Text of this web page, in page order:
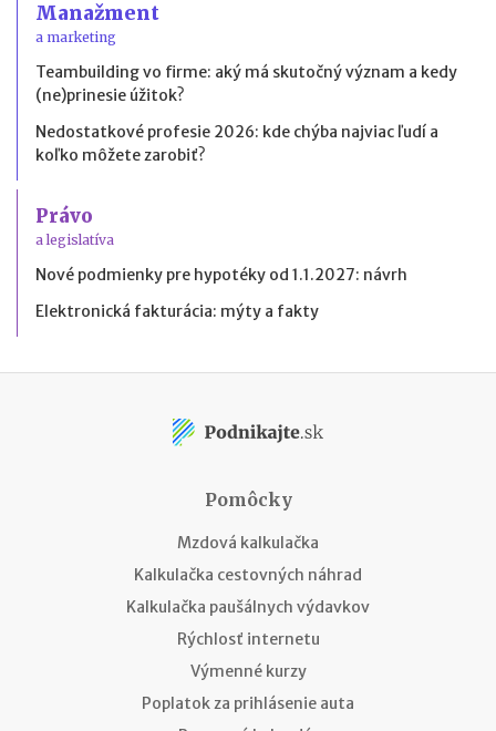
Manažment
a marketing
Teambuilding vo firme: aký má skutočný význam a kedy
(ne)prinesie úžitok?
Nedostatkové profesie 2026: kde chýba najviac ľudí a
koľko môžete zarobiť?
Právo
a legislatíva
Nové podmienky pre hypotéky od 1.1.2027: návrh
Elektronická fakturácia: mýty a fakty
Pomôcky
Mzdová kalkulačka
Kalkulačka cestovných náhrad
Kalkulačka paušálnych výdavkov
Rýchlosť internetu
Výmenné kurzy
Poplatok za prihlásenie auta